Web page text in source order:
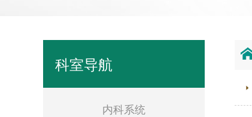
科室导航
内科系统